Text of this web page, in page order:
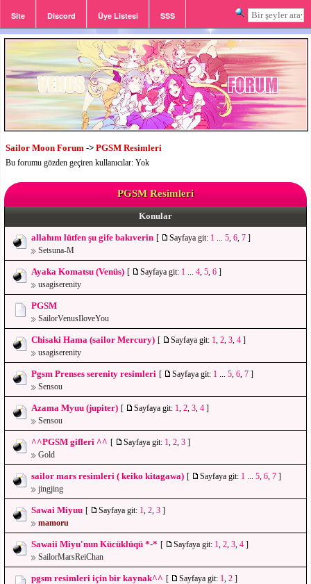
Site Discord Üye Listesi SSS
Giriş Kayıt
Sailor Moon Forum -> PGSM Resimleri
Bu forumu gözden geçiren kullanıcılar: Yok
PGSM Resimleri
Konular
allahım lütfen şu gife bakıverin [ Sayfaya git: 1 5 6 7 ]
Setsuna-M
Ayaka Komatsu (Venüs) [ Sayfaya git: 1 4 5 6 ]
usagiserenity
PGSM
SailorVenusIloveYou
Chisaki Hama (sailor Mercury) [ Sayfaya git: 1 2 3 4 ]
usagiserenity
Pgsm Prenses serenity resimleri [ Sayfaya git: 1 5 6 7 ]
Sensou
Azama Myuu (jupiter) [ Sayfaya git: 1 2 3 4 ]
Sensou
^^PGSM gifleri ^^ [ Sayfaya git: 1 2 3 ]
Gold
sailor mars resimleri ( keiko kitagawa) [ Sayfaya git: 1 5 6 7 ]
jingjing
Sawai Miyuu [ Sayfaya git: 1 2 3 ]
mamoru
Sawaii Miyu'nun Kücüklüqü *-* [ Sayfaya git: 1 2 3 4 ]
SailorMarsReiChan
pgsm resimleri için bir kaynak^^ [ Sayfaya git: 1 2 ]